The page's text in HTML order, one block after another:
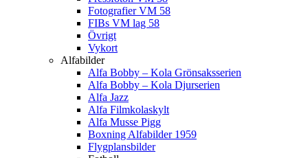
Fotografier VM 58
FIBs VM lag 58
Övrigt
Vykort
Alfabilder
Alfa Bobby – Kola Grönsaksserien
Alfa Bobby – Kola Djurserien
Alfa Jazz
Alfa Filmkolaskylt
Alfa Musse Pigg
Boxning Alfabilder 1959
Flygplansbilder